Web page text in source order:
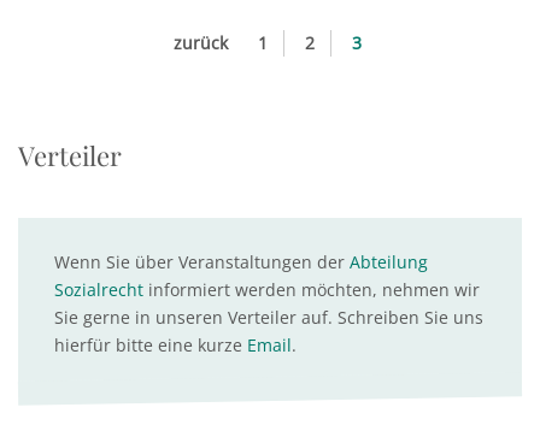
zurück 1 2 3
Verteiler
Wenn Sie über Veranstaltungen der Abteilung
Sozialrecht informiert werden möchten, nehmen wir
Sie gerne in unseren Verteiler auf. Schreiben Sie uns
hierfür bitte eine kurze Email.